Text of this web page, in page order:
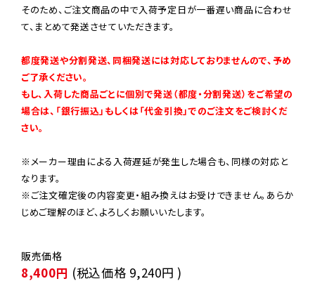
そのため、ご注文商品の中で入荷予定日が一番遅い商品に合わせ
て、まとめて発送させていただきます。
都度発送や分割発送、同梱発送には対応しておりませんので、予め
ご了承ください。
もし、入荷した商品ごとに個別で発送（都度・分割発送）をご希望の
場合は、「銀行振込」もしくは「代金引換」でのご注文をご検討くだ
さい。
※メーカー理由による入荷遅延が発生した場合も、同様の対応と
なります。
※ご注文確定後の内容変更・組み換えはお受けできません。あらか
じめご理解のほど、よろしくお願いいたします。
8,400円 (税込価格 9,240円 )